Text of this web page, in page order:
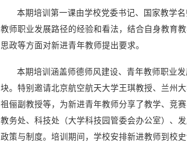
本期培训第一课由学校党委书记、国家教学
教师职业发展路径的经验和看法，结合自身教育
思政等方面对新进青年教师提出要求。
本期培训涵盖师德师风建设、青年教师职业
块。特别邀请北京航空航天大学王琪教授、兰州
祖俪副教授等，为新进青年教师分享了教学、竞
教务处、科技处（大学科技园管委会办公室）、
政策与制度。培训期间，学校安排新进教师到校